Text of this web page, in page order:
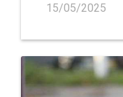
15/05/2025